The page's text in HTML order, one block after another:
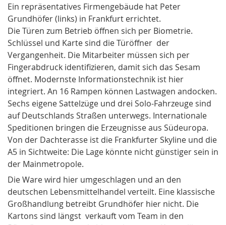
Ein repräsentatives Firmengebäude hat Peter
Grundhöfer (links) in Frankfurt errichtet.
Die Türen zum Betrieb öffnen sich per Biometrie.
Schlüssel und Karte sind die Türöffner der
Vergangenheit. Die Mitarbeiter müssen sich per
Fingerabdruck identifizieren, damit sich das Sesam
öffnet. Modernste Informationstechnik ist hier
integriert. An 16 Rampen können Lastwagen andocken.
Sechs eigene Sattelzüge und drei Solo-Fahrzeuge sind
auf Deutschlands Straßen unterwegs. Internationale
Speditionen bringen die Erzeugnisse aus Südeuropa.
Von der Dachterasse ist die Frankfurter Skyline und die
A5 in Sichtweite: Die Lage könnte nicht günstiger sein in
der Mainmetropole.
Die Ware wird hier umgeschlagen und an den
deutschen Lebensmittelhandel verteilt. Eine klassische
Großhandlung betreibt Grundhöfer hier nicht. Die
Kartons sind längst verkauft vom Team in den